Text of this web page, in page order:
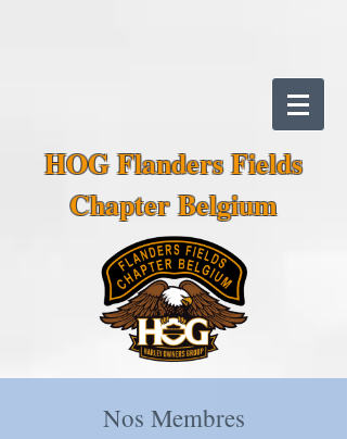
HOG Flanders Fields
Chapter Belgium
Nos Membres